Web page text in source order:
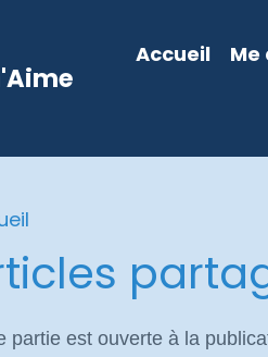
Accueil
partie est ouverte à la